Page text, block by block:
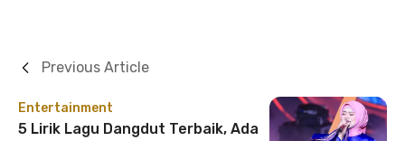
Entertainment
5 Lirik Lagu Dangdut Terbaik, Ada
Previous Article